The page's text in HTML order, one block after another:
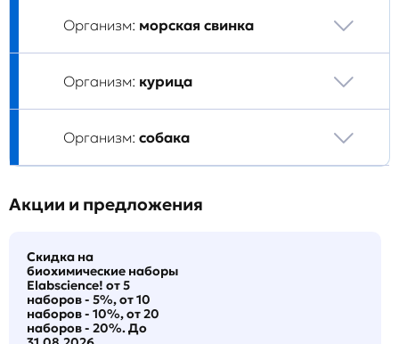
Организм: морская свинка
Организм: курица
Организм: собака
Акции и предложения
Скидка на
биохимические наборы
Elabscience! от 5
наборов - 5%, от 10
наборов - 10%, от 20
наборов - 20%. До